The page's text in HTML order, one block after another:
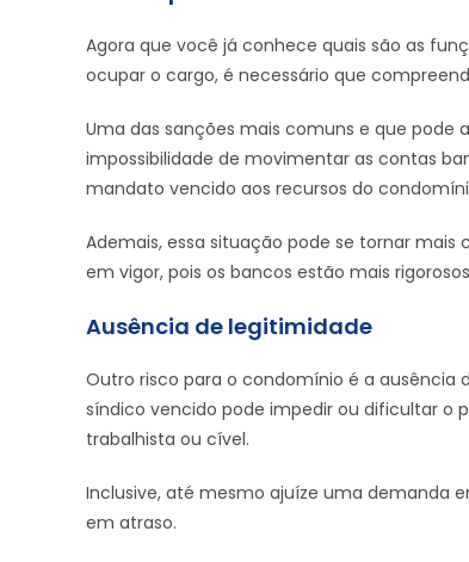
Agora que você já conhece quais são as
ocupar o cargo, é necessário que
Uma das sanções mais comuns e que
impossibilidade de movimentar as contas
mandato vencido aos recursos do
Ademais, essa situação pode se tornar
em vigor, pois os bancos estão mais
Ausência de legitimidade
Outro risco para o condomínio é a ausência
síndico vencido pode impedir ou dificultar
trabalhista ou cível.
Inclusive, até mesmo ajuíze uma demanda
em atraso.